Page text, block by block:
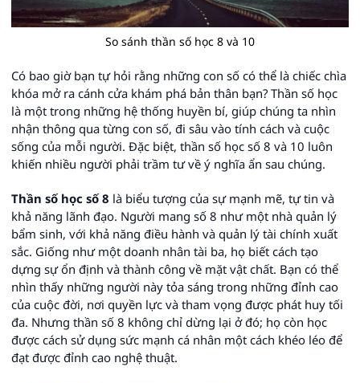
So sánh thần số học 8 và 10
Có bao giờ bạn tự hỏi rằng những con số có thể là chiếc chìa
khóa mở ra cánh cửa khám phá bản thân bạn? Thần số học
là một trong những hệ thống huyền bí, giúp chúng ta nhìn
nhận thông qua từng con số, đi sâu vào tính cách và cuộc
sống của mỗi người. Đặc biệt, thần số học số 8 và 10 luôn
khiến nhiều người phải trầm tư về ý nghĩa ẩn sau chúng.
Thần số học số 8 là biểu tượng của sự mạnh mẽ, tự tin và
khả năng lãnh đạo. Người mang số 8 như một nhà quản lý
bẩm sinh, với khả năng điều hành và quản lý tài chính xuất
sắc. Giống như một doanh nhân tài ba, họ biết cách tạo
dựng sự ổn định và thành công về mặt vật chất. Bạn có thể
nhìn thấy những người này tỏa sáng trong những đỉnh cao
của cuộc đời, nơi quyền lực và tham vọng được phát huy tối
đa. Nhưng thần số 8 không chỉ dừng lại ở đó; họ còn học
được cách sử dụng sức mạnh cá nhân một cách khéo léo để
đạt được đỉnh cao nghệ thuật.